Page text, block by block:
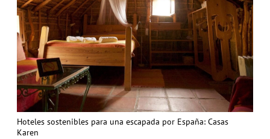
Hoteles sostenibles para una escapada por España: Casas
Karen